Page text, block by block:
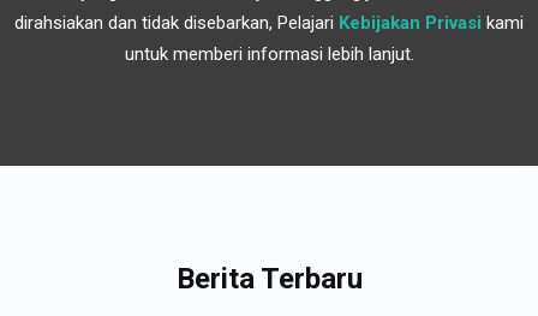
dirahsiakan dan tidak disebarkan, Pelajari Kebijakan Privasi kami
untuk memberi informasi lebih lanjut.
Berita Terbaru